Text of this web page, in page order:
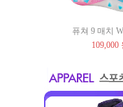
퓨쳐 9 매치
109,000